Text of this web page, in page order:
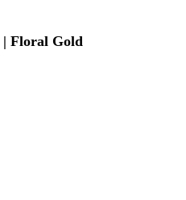
Floral Gold